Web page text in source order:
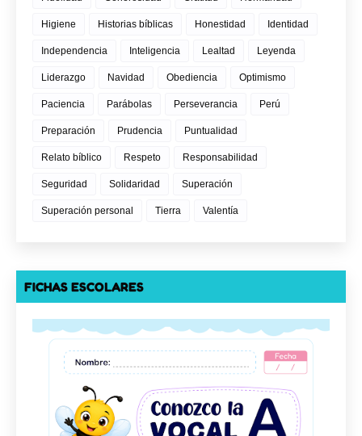
Higiene Historias bíblicas Honestidad Identidad
Independencia Inteligencia Lealtad Leyenda
Liderazgo Navidad Obediencia Optimismo
Paciencia Parábolas Perseverancia Perú
Preparación Prudencia Puntualidad
Relato bíblico Respeto Responsabilidad
Seguridad Solidaridad Superación
Superación personal Tierra Valentía
FICHAS ESCOLARES